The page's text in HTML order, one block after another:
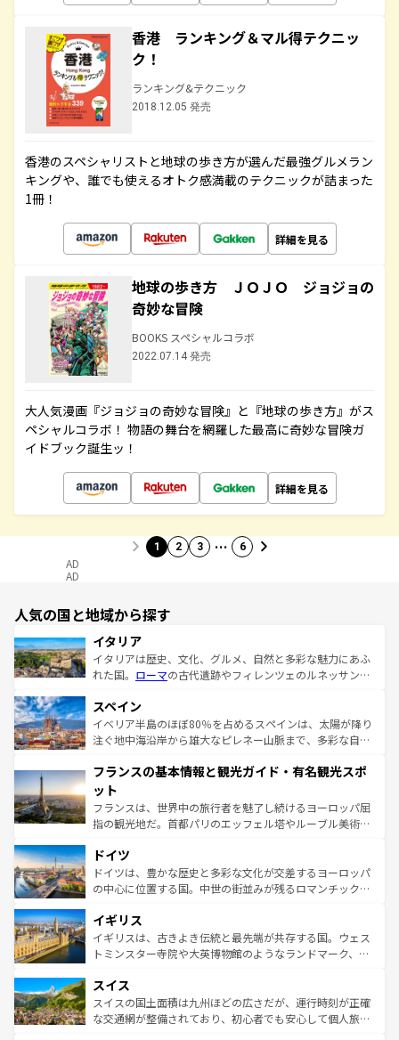
香港 ランキング＆マル得テクニッ
ク！
ランキング&テクニック
2018.12.05 発売
香港のスペシャリストと地球の歩き方が選んだ最強グルメラン
キングや、誰でも使えるオトク感満載のテクニックが詰まった
1冊！
詳細を見る
地球の歩き方 ＪＯＪＯ ジョジョの
奇妙な冒険
BOOKS スペシャルコラボ
2022.07.14 発売
大人気漫画『ジョジョの奇妙な冒険』と『地球の歩き方』がス
ペシャルコラボ！ 物語の舞台を網羅した最高に奇妙な冒険ガ
イドブック誕生ッ！
詳細を見る
1 2 3 … 6
AD
AD
人気の国と地域から探す
イタリア
イタリアは歴史、文化、グルメ、自然と多彩な魅力にあふ
れた国。 ローマの古代遺跡やフィレンツェのルネッサンス
ろん、トスカーナの美しい田園風景やアマルフィ海岸の絶
景など、自然景観も見逃せない。観光の合間には、本場の
ピザやパスタなど、絶品のイタリア料理を堪能することも
ませてくれるイタリアで、忘れられない旅をしてみよう！
なお、新着のイタリア情報は
しい。
スペイン
イベリア半島のほぼ80％を占めるスペインは、太陽が降り
注ぐ地中海沿岸から雄大なピレネー山脈まで、多彩な自然
文化が根付くこの国では、情熱的なフラメンコ、熱気あふ
れる闘牛、そして美味しいタパスが生活の一部となってい
る。首都マドリードの洗練された雰囲気や、バルセロナの
アートに溢れた街角から、地方では古代ローマ遺跡や中世
せる。地方によって風土や気候が異なるスペインはその個
性で訪れる人を魅了する。 なお、新着のスペイン情報は コ
ンテンツ一覧を参照してほしい。
フランスの基本情報と観光ガイド・有名観光スポ
ット
フランスは、世界中の旅行者を魅了し続けるヨーロッパ屈
指の観光地だ。首都パリのエッフェル塔やルーブル美術館
で、幅広い魅力が詰まっている。華麗な宮殿、歴史的な大
聖堂、美しいビーチ、そして豊かな自然が、訪れる者を心
から魅了する。また、フランスは美食の国としても知ら
いる。シャンパンの発祥地であるランス、プロヴァンスの
香り高いラベンダー畑など、多彩な楽しみ方が可能だ。さ
らに、パリ以外の地域にも魅力が溢れており、どの街角に
れる地方に足を運ぶとそれぞれで全く異なる文化を体験で
きるだろう。 なお、新着のフランス情報はコンテンツ一覧
を参照してほしい。
ドイツ
ドイツは、豊かな歴史と多彩な文化が交差するヨーロッパ
の中心に位置する国。中世の街並みが残るロマンチック街
顔を持つこの国は、どこを歩いても飽きることがない。ベ
ルリンの文化的活気、バイエルン州のアルプスの絶景、そ
してライン川沿いのワイン畑といった風景は必見。ビール
は、お酒好きな人にはぜひ体験してほしい。 なお、新着の
ドイツ情報はコンテンツ一覧を参照してほしい。
イギリス
イギリスは、古きよき伝統と最先端が共存する国。ウェス
トミンスター寺院や大英博物館のようなランドマーク、歴
リアごとに異なる魅力がある。また、優雅なアフタヌーン
ティー、ビール好きにはたまらない英国パブ、サッカー観
戦など、本場だからこそできる体験も豊富。イギリスを旅
スイス
スイスの国土面積は九州ほどの広さだが、運行時刻が正確
な交通網が整備されており、初心者でも安心して個人旅行